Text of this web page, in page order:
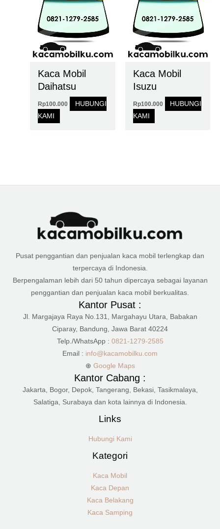
Kaca Mobil
Daihatsu
Rp100.000
HUBUNGI
KAMI
Kaca Mobil
Isuzu
Rp100.000
HUBUNGI
KAMI
Pusat penggantian dan penjualan kaca mobil terlengkap dan
terpercaya di Indonesia.
Berpengalaman lebih dari 50 tahun dipercaya sebagai layanan
penggantian dan penjualan kaca mobil berkualitas.
Kantor Pusat :
Jl. Margajaya Raya No.131, Margahayu Utara, Babakan
Ciparay, Bandung, Jawa Barat 40224
Telp./WhatsApp : 0821-1279-2585
Email : info@kacamobilku.com
⊕ Google Maps
Kantor Cabang :
Jakarta, Bogor, Depok, Tangerang, Bekasi, Tasikmalaya,
Salatiga, Surabaya dan kota lainnya di Indonesia.
Links
Hubungi Kami
Kategori
Kaca Mobil
Kaca Depan
Kaca Belakang
Kaca Samping